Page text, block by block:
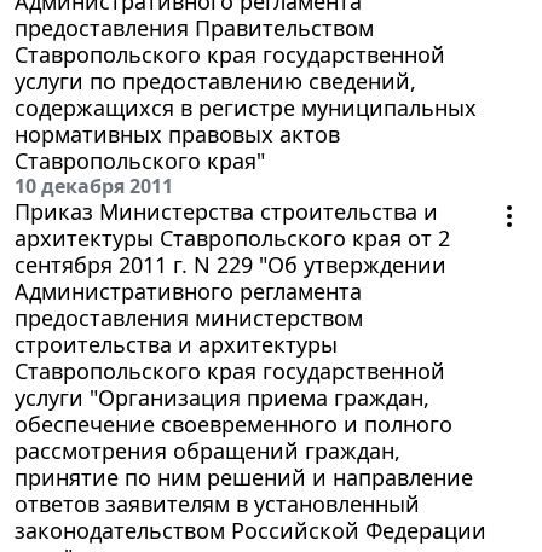
предоставления Правительством
Ставропольского края государственной
услуги по предоставлению сведений,
содержащихся в регистре муниципальных
нормативных правовых актов
Ставропольского края"
10 декабря 2011
Приказ Министерства строительства и
архитектуры Ставропольского края от 2
сентября 2011 г. N 229 "Об утверждении
Административного регламента
предоставления министерством
строительства и архитектуры
Ставропольского края государственной
услуги "Организация приема граждан,
обеспечение своевременного и полного
рассмотрения обращений граждан,
принятие по ним решений и направление
ответов заявителям в установленный
законодательством Российской Федерации